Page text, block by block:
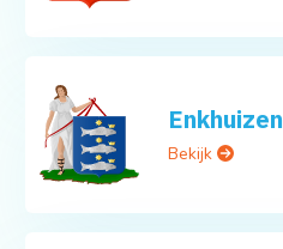
Enkhuizen
Bekijk